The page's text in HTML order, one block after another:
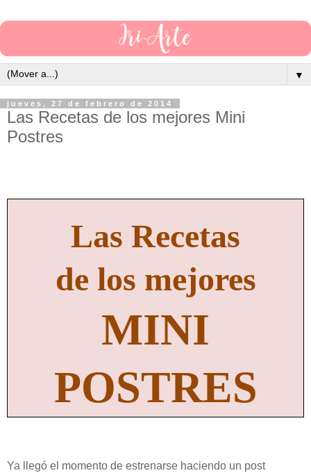
▼
jueves, 27 de febrero de 2014
Las Recetas de los mejores Mini
Postres
Las Recetas
de los mejores
MINI
POSTRES
Ya llegó el momento de estrenarse haciendo un post